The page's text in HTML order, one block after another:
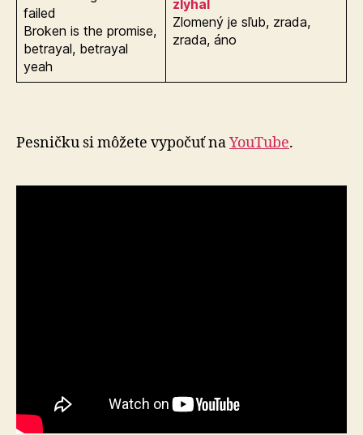
failed
Broken is the promise,
betrayal, betrayal
yeah
zlyhal
Zlomený je sľub, zrada,
zrada, áno
Pesničku si môžete vypočuť naYouTube.